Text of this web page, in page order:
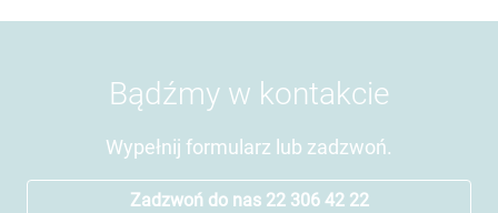
Bądźmy w kontakcie
Wypełnij formularz lub zadzwoń.
Zadzwoń do nas 22 306 42 22